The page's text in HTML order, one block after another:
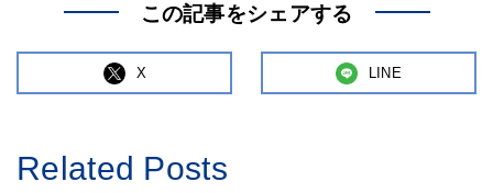
この記事をシェアする
X LINE
Related Posts